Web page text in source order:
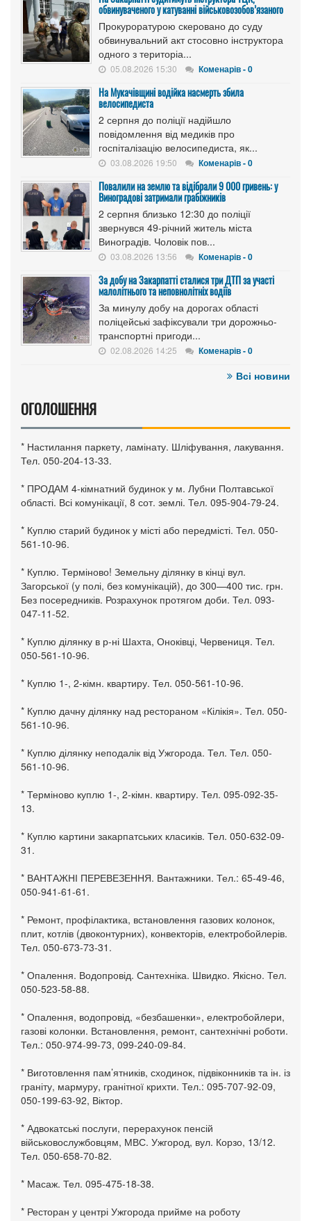
обвинуваченого у катуванні військовозобов’язаного
Прокуроратурою скеровано до суду
обвинувальний акт стосовно інструктора
одного з територіа...
05.08.2026 15:30 Коменарів - 0
На Мукачівщині водійка насмерть збила
велосипедиста
2 серпня до поліції надійшло
повідомлення від медиків про
госпіталізацію велосипедиста, як...
03.08.2026 19:50 Коменарів - 0
Повалили на землю та відібрали 9 000 гривень: у
Виноградові затримали грабіжників
2 серпня близько 12:30 до поліції
звернувся 49-річний житель міста
Виноградів. Чоловік пов...
03.08.2026 13:56 Коменарів - 0
За добу на Закарпатті сталися три ДТП за участі
малолітнього та неповнолітніх водіїв
За минулу добу на дорогах області
поліцейські зафіксували три дорожньо-
транспортні пригоди...
02.08.2026 14:25 Коменарів - 0
Всі новини
ОГОЛОШЕННЯ
* Настилання паркету, ламінату. Шліфування, лакування.
Тел. 050-204-13-33.
* ПРОДАМ 4-кімнатний будинок у м. Лубни Полтавської
області. Всі комунікації, 8 сот. землі. Тел. 095-904-79-24.
* Куплю старий будинок у місті або передмісті. Тел. 050-
561-10-96.
* Куплю. Терміново! Земельну ділянку в кінці вул.
Загорської (у полі, без комунікацій), до 300—400 тис. грн.
Без посередників. Розрахунок протягом доби. Тел. 093-
047-11-52.
* Куплю ділянку в р-ні Шахта, Оноківці, Червениця. Тел.
050-561-10-96.
* Куплю 1-, 2-кімн. квартиру. Тел. 050-561-10-96.
* Куплю дачну ділянку над рестораном «Кілікія». Тел. 050-
561-10-96.
* Куплю ділянку неподалік від Ужгорода. Тел. Тел. 050-
561-10-96.
* Терміново куплю 1-, 2-кімн. квартиру. Тел. 095-092-35-
13.
* Куплю картини закарпатських класиків. Тел. 050-632-09-
31.
* ВАНТАЖНІ ПЕРЕВЕЗЕННЯ. Вантажники. Тел.: 65-49-46,
050-941-61-61.
* Ремонт, профілактика, встановлення газових колонок,
плит, котлів (двоконтурних), конвекторів, електробойлерів.
Тел. 050-673-73-31.
* Опалення. Водопровід. Сантехніка. Швидко. Якісно. Тел.
050-523-58-88.
* Опалення, водопровід, «безбашенки», електробойлери,
газові колонки. Встановлення, ремонт, сантехнічні роботи.
Тел.: 050-974-99-73, 099-240-09-84.
* Виготовлення пам’ятників, сходинок, підвіконників та ін. із
граніту, мармуру, гранітної крихти. Тел.: 095-707-92-09,
050-199-63-92, Віктор.
* Адвокатські послуги, перерахунок пенсій
військовослужбовцям, МВС. Ужгород, вул. Корзо, 13/12.
Тел. 050-658-70-82.
* Масаж. Тел. 095-475-18-38.
* Ресторан у центрі Ужгорода прийме на роботу